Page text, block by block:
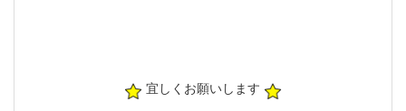
宜しくお願いします